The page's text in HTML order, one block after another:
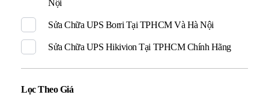
Nội
Sửa Chữa UPS Borri Tại TPHCM Và Hà Nội
Sửa Chữa UPS Hikivion Tại TPHCM Chính Hãng
Lọc Theo Giá